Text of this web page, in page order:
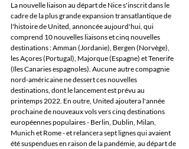
La nouvelle liaison au départ de Nice s'inscrit dans le
cadre de la plus grande expansion transatlantique de
l'histoire de United, annoncée aujourd'hui, qui
comprend 10 nouvelles liaisons et cinq nouvelles
destinations : Amman (Jordanie), Bergen (Norvège),
les Açores (Portugal), Majorque (Espagne) et Tenerife
(îles Canaries espagnoles). Aucune autre compagnie
nord-américaine ne dessert ces nouvelles
destinations, dont le lancement est prévu au
printemps 2022. En outre, United ajoutera l'année
prochaine de nouveaux vols vers cinq destinations
européennes populaires - Berlin, Dublin, Milan,
Munich et Rome - et relancera sept lignes qui avaient
été suspendues en raison de la pandémie, au départ de